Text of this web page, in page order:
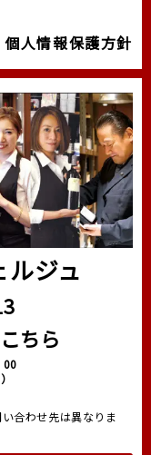
個人情報保護方針
ジュ
ちら
00
合わせ先は異なりま